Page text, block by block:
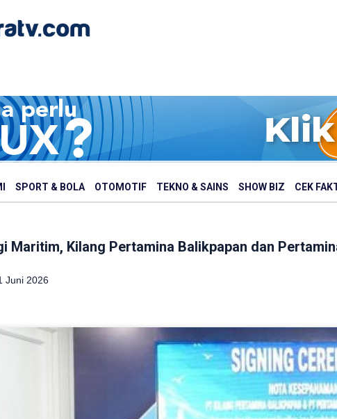
SPORT & BOLA OTOMOTIF TEKNO & SAINS SHOW BIZ CEK
Maritim, Kilang Pertamina Balikpapan dan
Juni 2026